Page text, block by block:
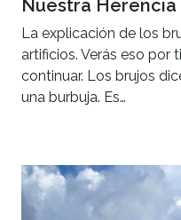
Nuestra Herencia
La explicación de los
artificios. Verás eso por
continuar. Los brujos
una burbuja. Es…